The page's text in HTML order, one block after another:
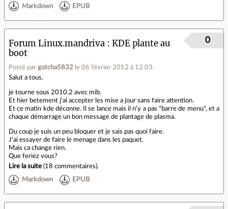
Markdown EPUB
Forum Linux.mandriva
KDE plante au
boot
Posté par gotcha5832 le 06 février 2012 à 12:03.
0
Salut a tous.
je tourne sous 2010.2 avec mib.
Et hier betement j'ai accepter les mise a jour sans faire attention.
Et ce matin kde déconne. Il se lance mais il n'y a pas "barre de menu", et a
chaque démarrage un bon message de plantage de plasma.
Du coup je suis un peu bloquer et je sais pas quoi faire.
J'ai essayer de faire le menage dans les paquet.
Mais ca change rien.
Que feriez vous?
Lire la suite (18 commentaires).
Markdown EPUB